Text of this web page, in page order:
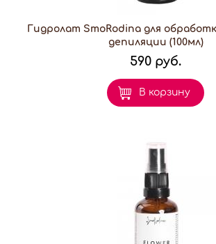
Гидролат SmoRodina для
депиляции (100мл)
590 руб.
В корзину